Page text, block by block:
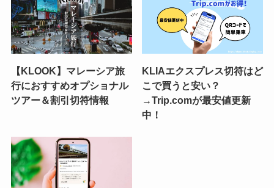
【KLOOK】マレーシア旅
行におすすめオプショナル
ツアー＆割引切符情報
KLIAエクスプレス切符はど
こで買うと安い？
→Trip.comが最安値更新
中！